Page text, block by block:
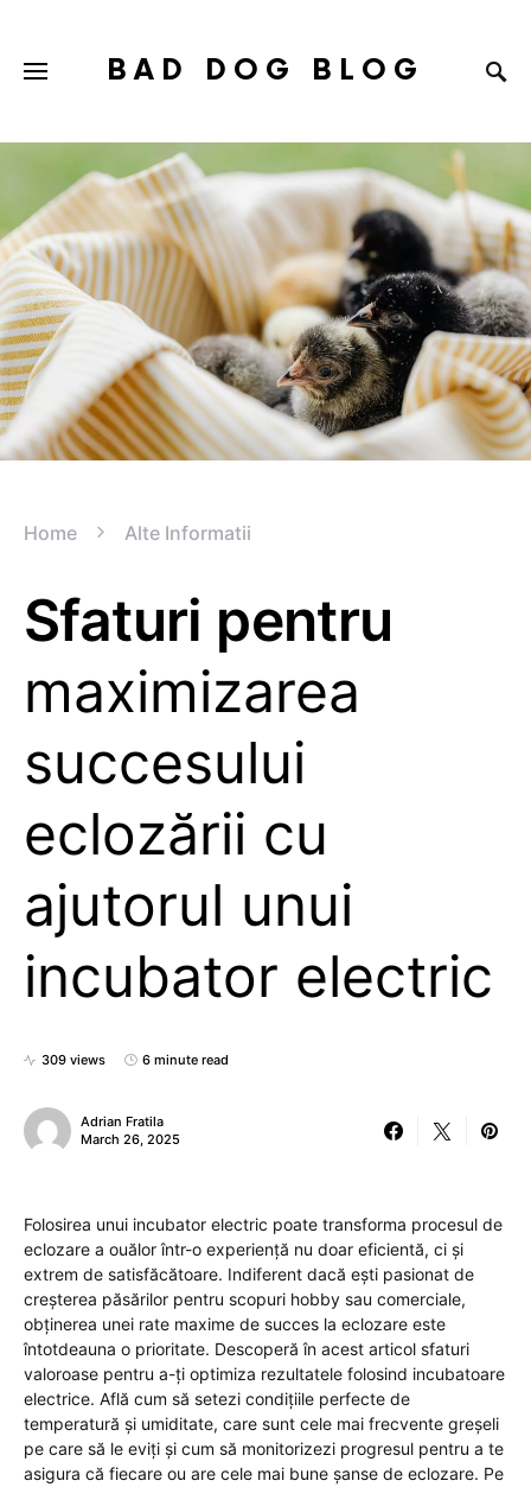
BAD DOG BLOG
Home Alte Informatii
Sfaturi pentru
maximizarea
succesului
eclozării cu
ajutorul unui
incubator electric
309 views 6 minute read
Adrian Fratila
March 26, 2025
Folosirea unui incubator electric poate transforma procesul de
eclozare a ouălor într-o experiență nu doar eficientă, ci și
extrem de satisfăcătoare. Indiferent dacă ești pasionat de
creșterea păsărilor pentru scopuri hobby sau comerciale,
obținerea unei rate maxime de succes la eclozare este
întotdeauna o prioritate. Descoperă în acest articol sfaturi
valoroase pentru a-ți optimiza rezultatele folosind incubatoare
electrice. Află cum să setezi condițiile perfecte de
temperatură și umiditate, care sunt cele mai frecvente greșeli
pe care să le eviți și cum să monitorizezi progresul pentru a te
asigura că fiecare ou are cele mai bune șanse de eclozare. Pe